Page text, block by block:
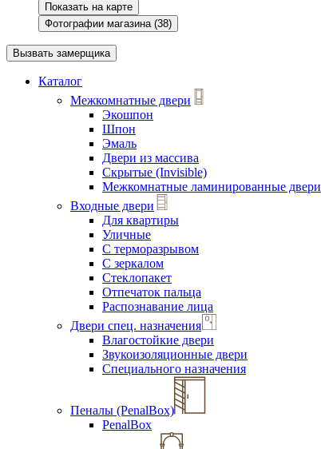
Показать на карте
Фотографии магазина (38)
Вызвать замерщика
Каталог
Межкомнатные двери
Экошпон
Шпон
Эмаль
Двери из массива
Скрытые (Invisible)
Межкомнатные ламинированные двери
Входные двери
Для квартиры
Уличные
С терморазрывом
С зеркалом
Стеклопакет
Отпечаток пальца
Распознавание лица
Двери спец. назначения
Влагостойкие двери
Звукоизоляционные двери
Специального назначения
Пеналы (PenalBox)
PenalBox